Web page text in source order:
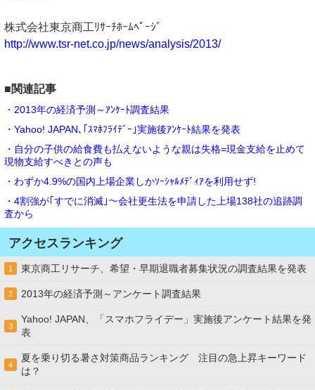
株式会社東京商工ﾘｻｰﾁﾎｰﾑﾍﾟｰｼﾞ
http://www.tsr-net.co.jp/news/analysis/2013/
■関連記事
・2013年の経済予測～ｱﾝｹｰﾄ調査結果
・Yahoo! JAPAN､｢ｽﾏﾎﾌﾗｲﾃﾞｰ｣実施後ｱﾝｹｰﾄ結果を発表
・自分の子供の給食費も払えないような親は失格=現金支給を止めて
現物支給すべきとの声も
・わずか4.9%の国内上場企業しかｿｰｼｬﾙﾒﾃﾞｨｱを利用せず!
・4割強が｢すでに消滅｣～会社更生法を申請した上場138社の追跡調
査から
アクセスランキング
1 東京商工リサーチ、希望・早期退職者募集状況の調査結果を発表
2 2013年の経済予測～アンケート調査結果
3
Yahoo! JAPAN、「スマホフライデー」実施後アンケート結果を発
表
4
夏を乗り切る暑さ対策商品ランキング 注目の急上昇キーワード
は？